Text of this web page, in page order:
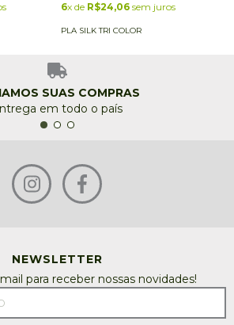
6x de R$24,06 sem juros
PLA SILK TRI COLOR
SUAS COMPRAS
em todo o país
NEWSLETTER
para receber nossas novidades!